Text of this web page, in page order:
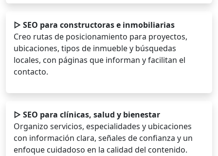
▷ SEO para constructoras e inmobiliarias
Creo rutas de posicionamiento para proyectos,
ubicaciones, tipos de inmueble y búsquedas
locales, con páginas que informan y facilitan el
contacto.
▷ SEO para clínicas, salud y bienestar
Organizo servicios, especialidades y ubicaciones
con información clara, señales de confianza y un
enfoque cuidadoso en la calidad del contenido.